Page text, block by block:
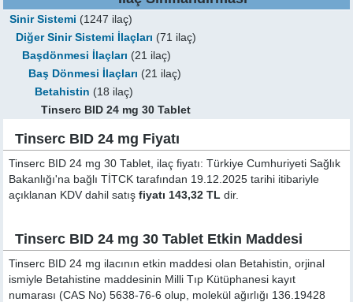
Sinir Sistemi (1247 ilaç)
Diğer Sinir Sistemi İlaçları (71 ilaç)
Başdönmesi İlaçları (21 ilaç)
Baş Dönmesi İlaçları (21 ilaç)
Betahistin (18 ilaç)
Tinserc BID 24 mg 30 Tablet
Tinserc BID 24 mg Fiyatı
Tinserc BID 24 mg 30 Tablet, ilaç fiyatı: Türkiye Cumhuriyeti Sağlık
Bakanlığı'na bağlı TİTCK tarafından 19.12.2025 tarihi itibariyle
açıklanan KDV dahil satışfiyatı 143,32 TL dir.
Tinserc BID 24 mg 30 Tablet Etkin Maddesi
Tinserc BID 24 mg ilacının etkin maddesi olan Betahistin, orjinal
ismiyle Betahistine maddesinin Milli Tıp Kütüphanesi kayıt
numarası (CAS No) 5638-76-6 olup, molekül ağırlığı 136.19428